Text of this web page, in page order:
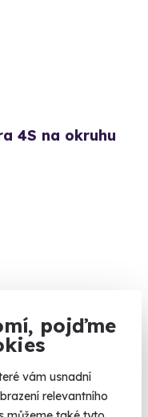
pojďme
vám usnadní
relevantního
4S na okruhu